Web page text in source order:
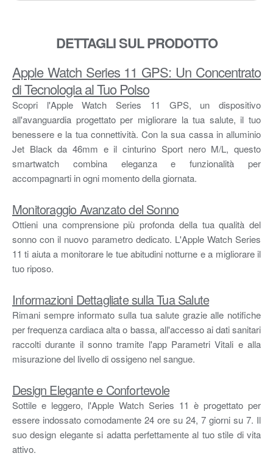
DETTAGLI SUL PRODOTTO
Apple Watch Series 11 GPS: Un Concentrato
di Tecnologia al Tuo Polso
Scopri l'Apple Watch Series 11 GPS, un dispositivo
all'avanguardia progettato per migliorare la tua salute, il tuo
benessere e la tua connettività. Con la sua cassa in alluminio
Jet Black da 46mm e il cinturino Sport nero M/L, questo
smartwatch combina eleganza e funzionalità per
accompagnarti in ogni momento della giornata.
Monitoraggio Avanzato del Sonno
Ottieni una comprensione più profonda della tua qualità del
sonno con il nuovo parametro dedicato. L'Apple Watch Series
11 ti aiuta a monitorare le tue abitudini notturne e a migliorare il
tuo riposo.
Informazioni Dettagliate sulla Tua Salute
Rimani sempre informato sulla tua salute grazie alle notifiche
per frequenza cardiaca alta o bassa, all'accesso ai dati sanitari
raccolti durante il sonno tramite l'app Parametri Vitali e alla
misurazione del livello di ossigeno nel sangue.
Design Elegante e Confortevole
Sottile e leggero, l'Apple Watch Series 11 è progettato per
essere indossato comodamente 24 ore su 24, 7 giorni su 7. Il
suo design elegante si adatta perfettamente al tuo stile di vita
attivo.